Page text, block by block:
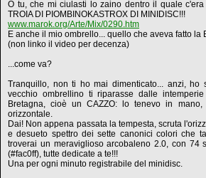
O tu, che mi ciulasti lo zaino dentro il quale c'era
TROIA DI PIOMBINOKASTROX DI MINIDISC!!!
www.marok.org/Arte/Mix/0290.htm
E anche il mio ombrello... quello che aveva fatto la
(non linko il video per decenza)
...come va?
Tranquillo, non ti ho mai dimenticato... anzi, ho
vecchio ombrellino ti riparasse dalle
Bretagna, cioè un CAZZO: lo tenevo in
orizzontale.
Dai! Non appena passata la tempesta, scruta
e desueto spettro dei sette canonici colori che
troverai un meraviglioso arcobaleno 2.0, con 74
(#fac0ff), tutte dedicate a te!!!
Una per ogni minuto registrabile del minidisc.